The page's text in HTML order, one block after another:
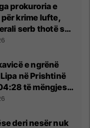
prokuroria e
krime lufte,
serb thotë se
në
e ngrënë
në Prishtinë
të mëngjesit
digjitale serbe
deri nesër nuk